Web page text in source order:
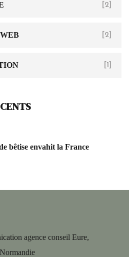
[2]
[2]
[1]
bêtise envahit la France